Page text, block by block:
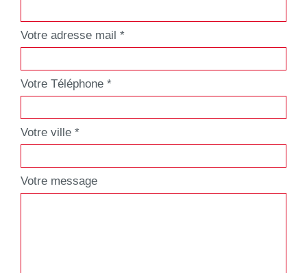
Votre adresse mail *
Votre Téléphone *
Votre ville *
Votre message